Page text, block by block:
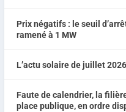
Prix négatifs : le seuil
ramené à 1 MW
L’actu solaire de juillet 2026
Faute de calendrier, la
place publique, en ordre